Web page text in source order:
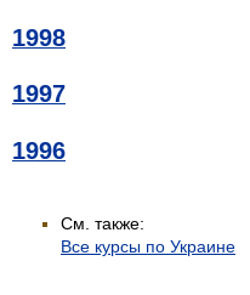
1998
1997
1996
См. также:
Все курсы по Украине